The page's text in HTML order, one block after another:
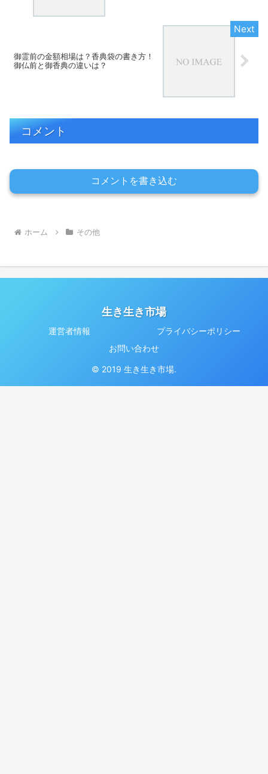
御霊前の金額相場は？香典袋の書き方！
御仏前と御香典の違いは？
コメント
コメントを書き込む
ホーム その他
生き生き市場
運営者情報
プライバシーポリシー
お問い合わせ
© 2019 生き生き市場.